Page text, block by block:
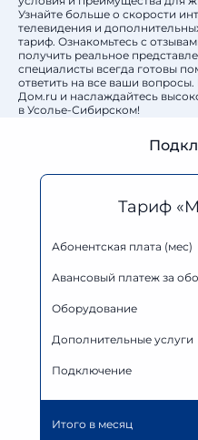
Узнайте больше о скорости
телевидения и
тариф. Ознакомьтесь с
получить реальное
специалисты всегда готовы
ответить на все ваши
Дом.ru и наслаждайтесь
в Усолье-Сибирском!
Тариф
Абонентская плата (мес)
Авансовый платеж за
Оборудование
Дополнительные услуги
Подключение
Итого в месяц